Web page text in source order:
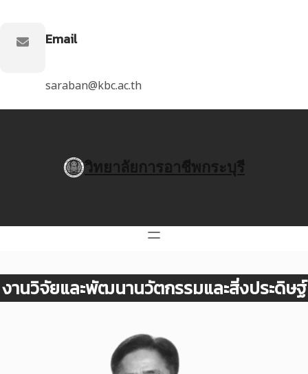
Email
saraban@kbc.ac.th
วิทยาลัยการอาชีพกระบุรี
งานวิจัยและพัฒนานวัตกรรมและสิ่งประดิษฐ์